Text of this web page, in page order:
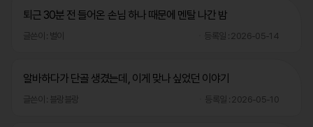
퇴근 30분 전 들어온 손님 하나 때문에 멘탈 나간 밤
글쓴이 : 별이 등록일 : 2026-05-14
알바하다가 단골 생겼는데, 이게 맞나 싶었던 이야기
글쓴이 : 블랑블랑 등록일 : 2026-05-10